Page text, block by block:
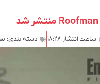
ساعت انتشار ۱۸:۲۸ دسته بندی: